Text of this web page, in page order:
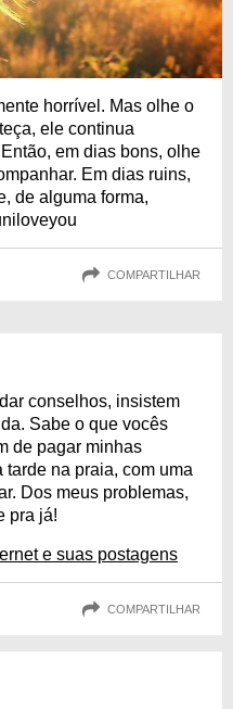
horrível. Mas olhe o
ele continua
em dias bons, olhe
Em dias ruins,
de alguma forma,
COMPARTILHAR
conselhos, insistem
Sabe o que vocês
de pagar minhas
na praia, com uma
Dos meus problemas,
pra já!
e suas postagens
COMPARTILHAR